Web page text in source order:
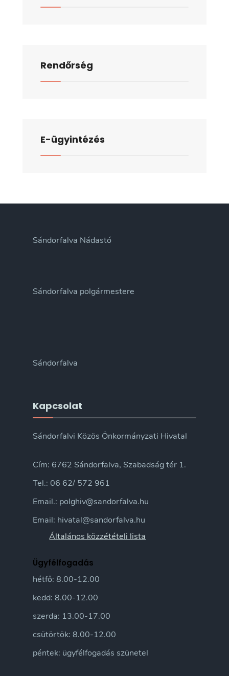
Rendőrség
E-ügyintézés
Sándorfalva Nádastó
Sándorfalva polgármestere
Sándorfalva
Kapcsolat
Sándorfalvi Közös Önkormányzati Hivatal
Cím: 6762 Sándorfalva, Szabadság tér 1.
Tel.: 06 62/ 572 961
Email.: polghiv@sandorfalva.hu
Email: hivatal@sandorfalva.hu
Általános közzétételi lista
Ügyfélfogadás
hétfő: 8.00-12.00
kedd: 8.00-12.00
szerda: 13.00-17.00
csütörtök: 8.00-12.00
péntek: ügyfélfogadás szünetel